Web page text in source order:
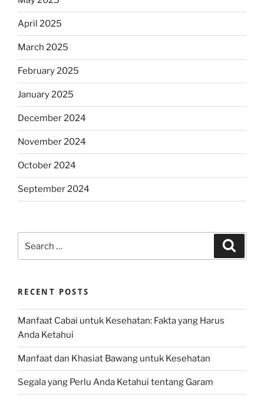
April 2025
March 2025
February 2025
January 2025
December 2024
November 2024
October 2024
September 2024
for:
RECENT POSTS
Manfaat Cabai untuk Kesehatan: Fakta yang Harus
Anda Ketahui
Manfaat dan Khasiat Bawang untuk Kesehatan
Segala yang Perlu Anda Ketahui tentang Garam